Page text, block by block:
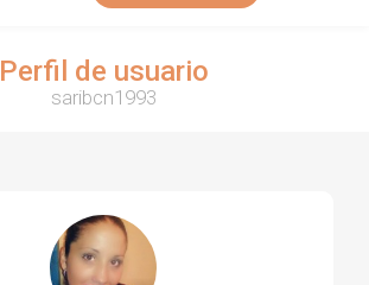
Perfil de usuario
saribcn1993